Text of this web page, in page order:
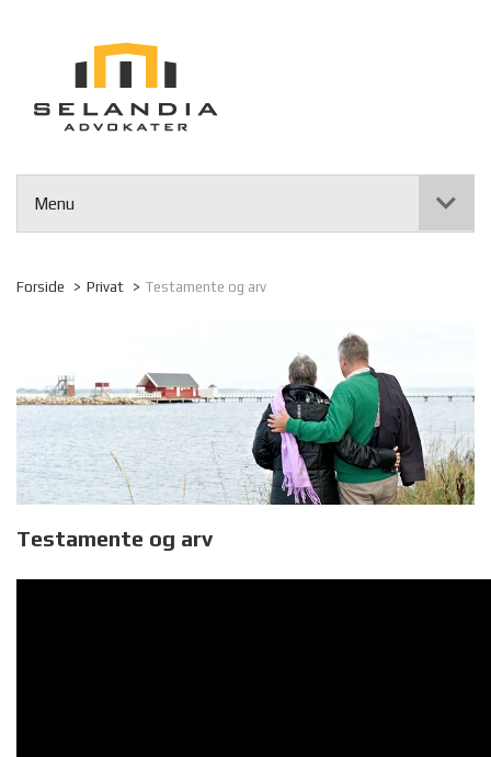
Menu
Forside Privat Testamente og arv
Testamente og arv